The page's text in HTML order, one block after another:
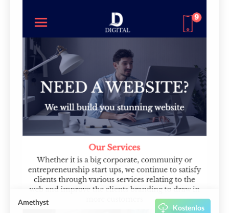
Amethyst
Kostenlos